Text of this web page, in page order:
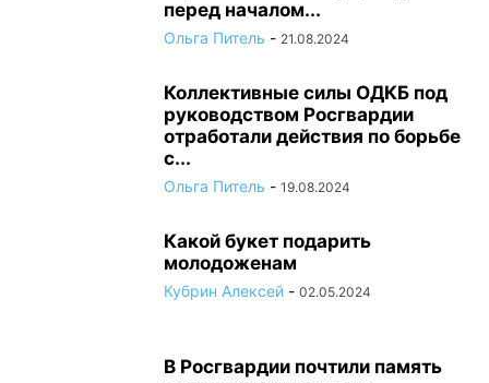
перед началом...
Ольга Питель - 21.08.2024
Коллективные силы ОДКБ под
руководством Росгвардии
отработали действия по борьбе
с...
Ольга Питель - 19.08.2024
Какой букет подарить
молодоженам
Кубрин Алексей - 02.05.2024
В Росгвардии почтили память